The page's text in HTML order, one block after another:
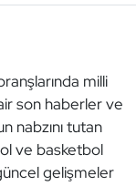
milli
son haberler ve
nabzını tutan
ve basketbol
gelişmeler